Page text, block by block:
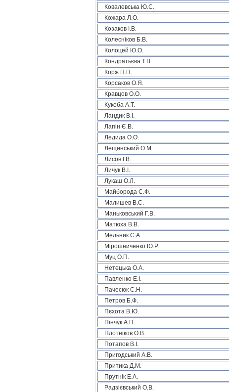
Ковалевська Ю.С.
Кожара Л.О.
Козаков І.В.
Колесніков Б.В.
Колоцей Ю.О.
Кондратьєва Т.В.
Корж П.П.
Корсаков О.Я.
Кравцов О.О.
Кукоба А.Т.
Ландик В.І.
Лапін Є.В.
Ледида О.О.
Лещинський О.М.
Лисов І.В.
Личук В.І.
Лукаш О.Л.
Майборода С.Ф.
Малишев В.С.
Маньковський Г.В.
Матюха В.В.
Мельник С.А.
Мірошниченко Ю.Р.
Муц О.П.
Нетецька О.А.
Павленко Е.І.
Пачесюк С.Н.
Петров Б.Ф.
Пєхота В.Ю.
Пінчук А.П.
Плотніков О.В.
Потапов В.І.
Пригодський А.В.
Притика Д.М.
Прутнік Е.А.
Радзієвський О.В.